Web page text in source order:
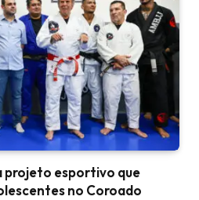
projeto esportivo que
no Coroado